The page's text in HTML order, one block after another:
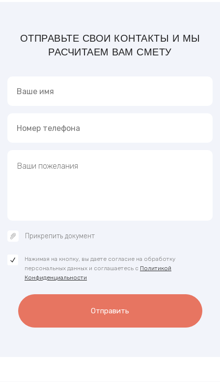
ОТПРАВЬТЕ СВОИ КОНТАКТЫ И МЫ
РАСЧИТАЕМ ВАМ СМЕТУ
Нажимая на кнопку, вы даете согласие на обработку
персональных данных и соглашаетесь с Политикой
Конфиденциальности
Отправить
Прикрепить документ